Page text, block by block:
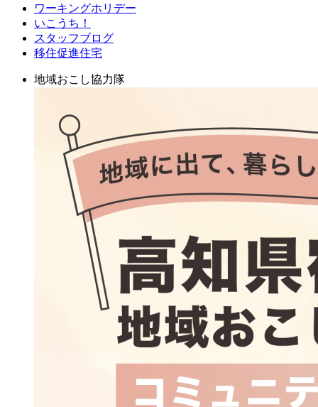
ワーキングホリデー
いこうち！
スタッフブログ
移住促進住宅
地域おこし協力隊